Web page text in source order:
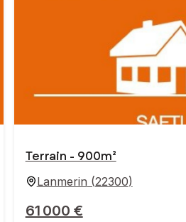
Terrain - 900m²
Lanmerin (22300)
61 000 €